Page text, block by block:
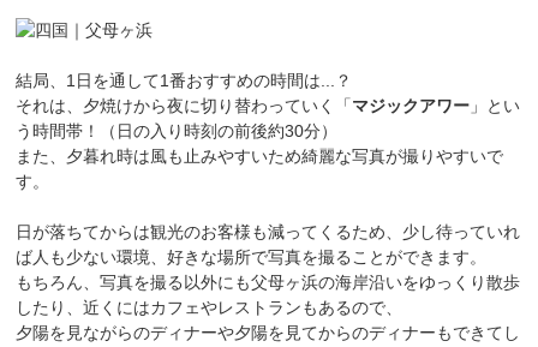
結局、1日を通して1番おすすめの時間は...？
それは、夕焼けから夜に切り替わっていく「マジックアワー 」とい
う時間帯！（日の入り時刻の前後約30分）
また、夕暮れ時は風も止みやすいため綺麗な写真が撮りやすいで
す。
日が落ちてからは観光のお客様も減ってくるため、少し待っていれ
ば人も少ない環境、好きな場所で写真を撮ることができます。
もちろん、写真を撮る以外にも父母ヶ浜の海岸沿いをゆっくり散歩
したり、近くにはカフェやレストランもあるので、
夕陽を見ながらのディナーや夕陽を見てからのディナーもできてし